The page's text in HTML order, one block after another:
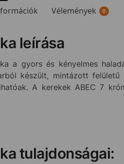
Vélemények 0
leírása
a gyors és kényelmes
készült, mintázott
A kerekek ABEC 7
tulajdonságai: